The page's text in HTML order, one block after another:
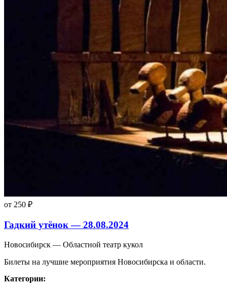
от 250 ₽
Гадкий утёнок — 28.08.2024
Новосибирск — Областной театр кукол
Билеты на лучшие мероприятия Новосибирска и области.
Категории: